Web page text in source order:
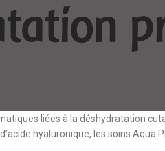
& Exfoliants
Soins minceur
liées à la déshydratation
hyaluronique, les soins Aqua